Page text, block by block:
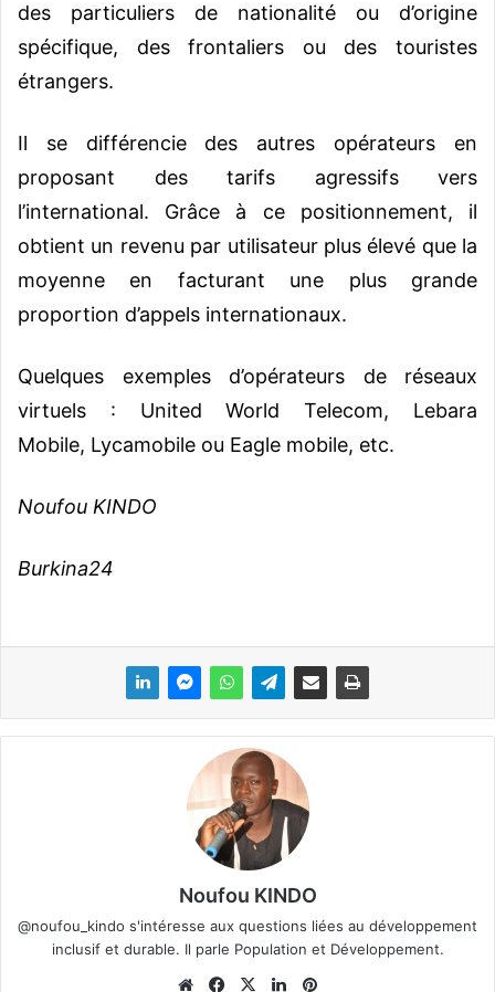
des particuliers de nationalité ou d’origine
spécifique, des frontaliers ou des touristes
étrangers.
Il se différencie des autres opérateurs en
proposant des tarifs agressifs vers
l’international. Grâce à ce positionnement, il
obtient un revenu par utilisateur plus élevé que la
moyenne en facturant une plus grande
proportion d’appels internationaux.
Quelques exemples d’opérateurs de réseaux
virtuels : United World Telecom, Lebara
Mobile, Lycamobile ou Eagle mobile, etc.
Noufou KINDO
Burkina24
Noufou KINDO
@noufou_kindo s'intéresse aux questions liées au développement
inclusif et durable. Il parle Population et Développement.
We
Fa
X
Lin